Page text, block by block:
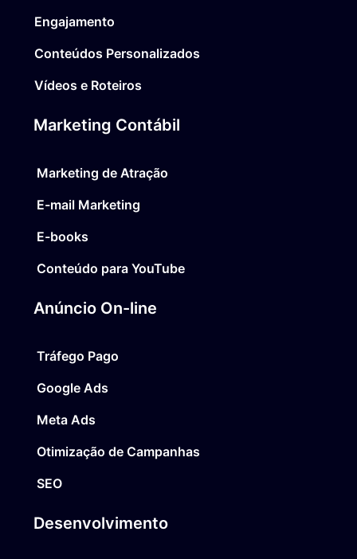
Engajamento
Conteúdos Personalizados
Vídeos e Roteiros
Marketing Contábil
Marketing de Atração
E-mail Marketing
E-books
Conteúdo para YouTube
Anúncio On-line
Tráfego Pago
Google Ads
Meta Ads
Otimização de Campanhas
SEO
Desenvolvimento